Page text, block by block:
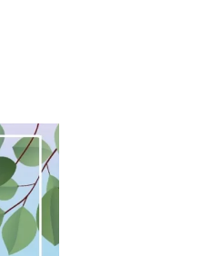
تصميم
متاجر
إلكترونيه
في
دبي